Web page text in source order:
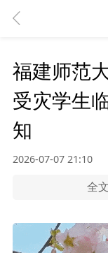
福建师范
受灾学生
知
2026-07-07 21:10
全